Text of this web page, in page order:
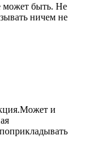
может быть. Не
ничем не
и